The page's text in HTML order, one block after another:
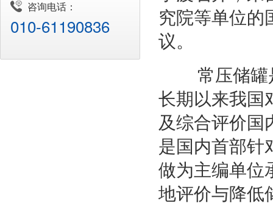
咨询电话：
010-61190836
究院等单位的
议。
常压储罐是
长期以来我国
及综合评价国
是国内首部针
做为主编单位
地评价与降低